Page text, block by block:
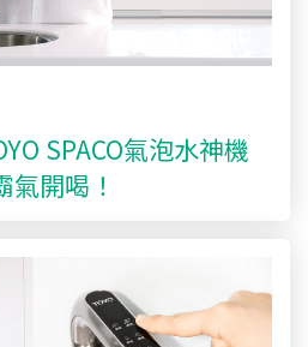
SPACO氣泡水神機
氣開喝！